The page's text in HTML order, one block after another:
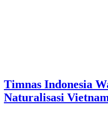
Timnas Indonesia
Naturalisasi